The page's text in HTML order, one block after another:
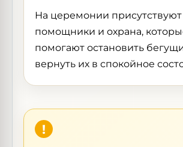
На церемонии
помощники и охрана,
помогают остановить
вернуть их в спокойное